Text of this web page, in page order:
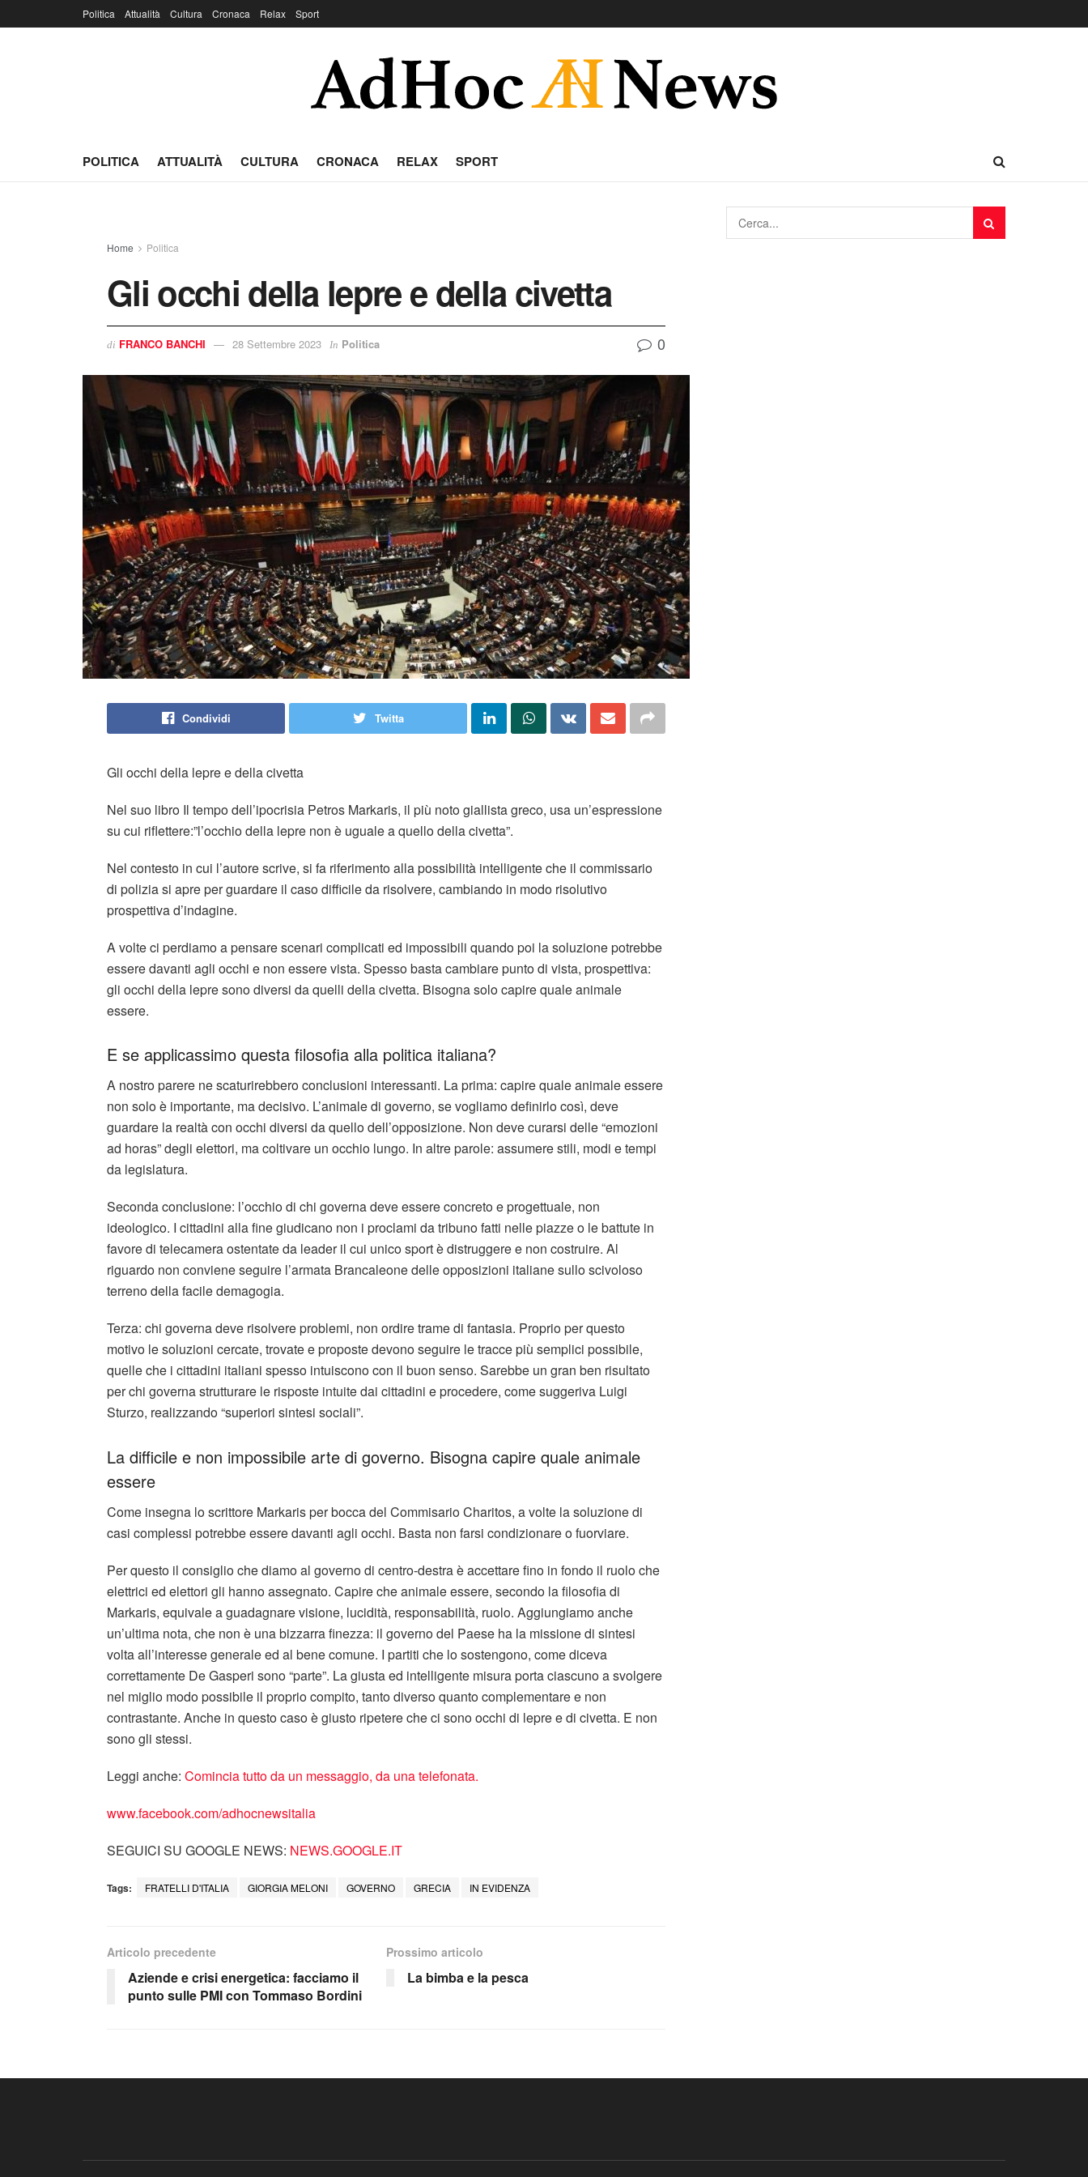
Politica Attualità Cultura Cronaca Relax Sport
POLITICA ATTUALITÀ CULTURA CRONACA RELAX SPORT
Home Politica
Gli occhi della lepre e della civetta
di FRANCO BANCHI 28 Settembre 2023 In Politica 0
Condividi Twitta
Gli occhi della lepre e della civetta
Nel suo libro Il tempo dell’ipocrisia Petros Markaris, il più noto giallista greco, usa un’espressione
su cui riflettere:”l’occhio della lepre non è uguale a quello della civetta”.
Nel contesto in cui l’autore scrive, si fa riferimento alla possibilità intelligente che il commissario
di polizia si apre per guardare il caso difficile da risolvere, cambiando in modo risolutivo
prospettiva d’indagine.
A volte ci perdiamo a pensare scenari complicati ed impossibili quando poi la soluzione potrebbe
essere davanti agli occhi e non essere vista. Spesso basta cambiare punto di vista, prospettiva:
gli occhi della lepre sono diversi da quelli della civetta. Bisogna solo capire quale animale
essere.
E se applicassimo questa filosofia alla politica italiana?
A nostro parere ne scaturirebbero conclusioni interessanti. La prima: capire quale animale essere
non solo è importante, ma decisivo. L’animale di governo, se vogliamo definirlo così, deve
guardare la realtà con occhi diversi da quello dell’opposizione. Non deve curarsi delle “emozioni
ad horas” degli elettori, ma coltivare un occhio lungo. In altre parole: assumere stili, modi e tempi
da legislatura.
Seconda conclusione: l’occhio di chi governa deve essere concreto e progettuale, non
ideologico. I cittadini alla fine giudicano non i proclami da tribuno fatti nelle piazze o le battute in
favore di telecamera ostentate da leader il cui unico sport è distruggere e non costruire. Al
riguardo non conviene seguire l’armata Brancaleone delle opposizioni italiane sullo scivoloso
terreno della facile demagogia.
Terza: chi governa deve risolvere problemi, non ordire trame di fantasia. Proprio per questo
motivo le soluzioni cercate, trovate e proposte devono seguire le tracce più semplici possibile,
quelle che i cittadini italiani spesso intuiscono con il buon senso. Sarebbe un gran ben risultato
per chi governa strutturare le risposte intuite dai cittadini e procedere, come suggeriva Luigi
Sturzo, realizzando “superiori sintesi sociali”.
La difficile e non impossibile arte di governo. Bisogna capire quale animale
essere
Come insegna lo scrittore Markaris per bocca del Commisario Charitos, a volte la soluzione di
casi complessi potrebbe essere davanti agli occhi. Basta non farsi condizionare o fuorviare.
Per questo il consiglio che diamo al governo di centro-destra è accettare fino in fondo il ruolo che
elettrici ed elettori gli hanno assegnato. Capire che animale essere, secondo la filosofia di
Markaris, equivale a guadagnare visione, lucidità, responsabilità, ruolo. Aggiungiamo anche
un’ultima nota, che non è una bizzarra finezza: il governo del Paese ha la missione di sintesi
volta all’interesse generale ed al bene comune. I partiti che lo sostengono, come diceva
correttamente De Gasperi sono “parte”. La giusta ed intelligente misura porta ciascuno a svolgere
nel miglio modo possibile il proprio compito, tanto diverso quanto complementare e non
contrastante. Anche in questo caso è giusto ripetere che ci sono occhi di lepre e di civetta. E non
sono gli stessi.
Leggi anche: Comincia tutto da un messaggio, da una telefonata.
www.facebook.com/adhocnewsitalia
SEGUICI SU GOOGLE NEWS: NEWS.GOOGLE.IT
Tags: FRATELLI D'ITALIA GIORGIA MELONI GOVERNO GRECIA IN EVIDENZA
Articolo precedente
Aziende e crisi energetica: facciamo il
punto sulle PMI con Tommaso Bordini
Prossimo articolo
La bimba e la pesca